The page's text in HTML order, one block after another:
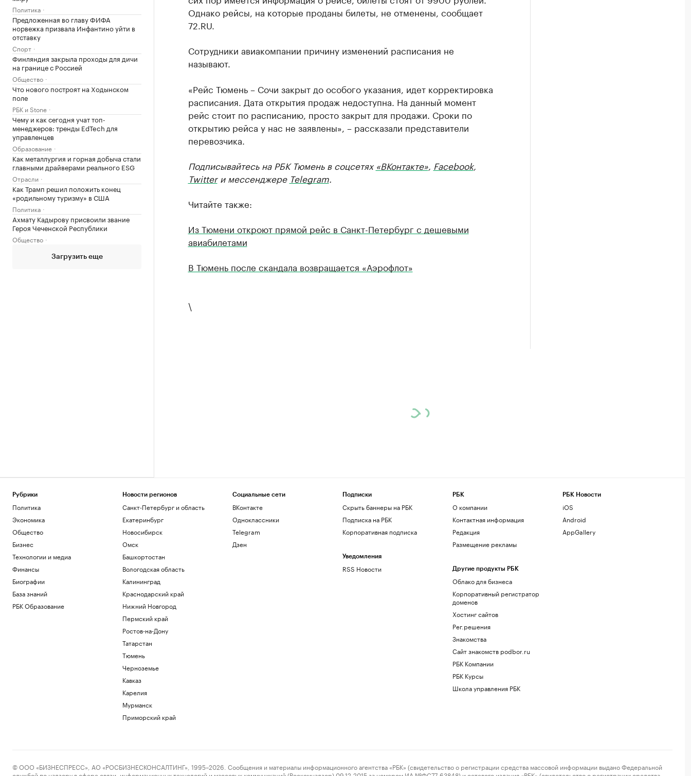
Политика
Предложенная во главу ФИФА
норвежка призвала Инфантино уйти в
отставку
Спорт
Финляндия закрыла проходы для дичи
на границе с Россией
Общество
Что нового построят на Ходынском
поле
РБК и Stone
Чему и как сегодня учат топ-
менеджеров: тренды EdTech для
управленцев
Образование
Как металлургия и горная добыча стали
главными драйверами реального ESG
Отрасли
Как Трамп решил положить конец
«родильному туризму» в США
Политика
Ахмату Кадырову присвоили звание
Героя Чеченской Республики
Общество
Загрузить еще
Однако рейсы, на которые проданы билеты, не отменены, сообщает
72.RU.
Сотрудники авиакомпании причину изменений расписания не
называют.
«Рейс Тюмень – Сочи закрыт до особого указания, идет корректировка
расписания. Дата открытия продаж недоступна. На данный момент
рейс стоит по расписанию, просто закрыт для продажи. Сроки по
открытию рейса у нас не заявлены», – рассказали представители
перевозчика.
Подписывайтесь на РБК Тюмень в соцсетях«ВКонтакте», Facebook,
Twitterи мессенджере Telegram.
Читайте также:
Из Тюмени откроют прямой рейс в Санкт-Петербург с дешевыми
авиабилетами
В Тюмень после скандала возвращается «Аэрофлот»
\
Рубрики
Политика
Экономика
Общество
Бизнес
Технологии и медиа
Финансы
Биографии
База знаний
РБК Образование
Новости регионов
Санкт-Петербург и область
Екатеринбург
Новосибирск
Омск
Башкортостан
Вологодская область
Калининград
Краснодарский край
Нижний Новгород
Пермский край
Ростов-на-Дону
Татарстан
Тюмень
Черноземье
Кавказ
Карелия
Мурманск
Приморский край
Социальные сети
ВКонтакте
Одноклассники
Telegram
Дзен
Подписки
Скрыть баннеры на РБК
Подписка на РБК
Корпоративная подписка
Уведомления
RSS Новости
РБК
О компании
Контактная информация
Редакция
Размещение рекламы
Другие продукты РБК
Облако для бизнеса
Корпоративный регистратор
доменов
Хостинг сайтов
Рег.решения
Знакомства
Сайт знакомств podbor.ru
РБК Компании
РБК Курсы
Школа управления РБК
РБК Новости
iOS
Android
AppGallery
© ООО «БИЗНЕСПРЕСС», АО «РОСБИЗНЕСКОНСАЛТИНГ», 1995–2026. Сообщения и материалы информационного агентства «РБК» (свидетельство о регистрации средства массовой информации выдано Федеральной